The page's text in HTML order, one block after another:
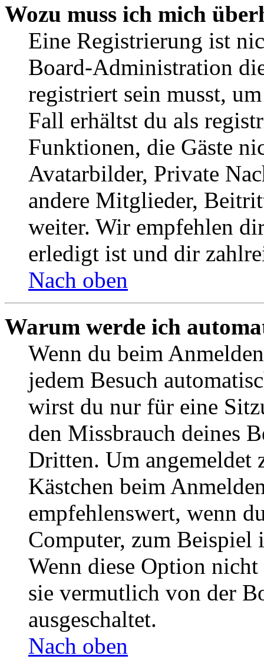
Wozu muss ich mich
Eine Registrierung ist
Board-Administration
registriert sein musst,
Fall erhältst du als
Funktionen, die Gäste
Avatarbilder, Private
andere Mitglieder,
weiter. Wir empfehlen
erledigt ist und dir
Nach oben
Warum werde ich
Wenn du beim
jedem Besuch
wirst du nur für eine
den Missbrauch deines
Dritten. Um angemeldet
Kästchen beim
empfehlenswert, wenn
Computer, zum Beispiel
Wenn diese Option
sie vermutlich von der
ausgeschaltet.
Nach oben